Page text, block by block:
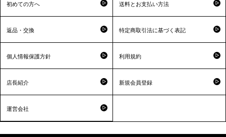
初めての方へ 送料とお支払い方法
返品・交換 特定商取引法に基づく表記
個人情報保護方針 利用規約
店長紹介 新規会員登録
運営会社